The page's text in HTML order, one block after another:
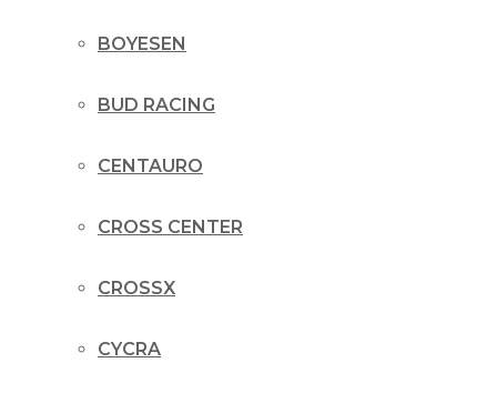
BOYESEN
BUD RACING
CENTAURO
CROSS CENTER
CROSSX
CYCRA